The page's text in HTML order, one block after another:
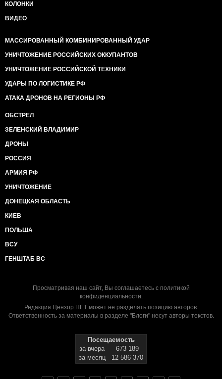
КОЛОНКИ
ВИДЕО
МАССИРОВАННЫЙ КОМБИНИРОВАННЫЙ УДАР
УНИЧТОЖЕНИЕ РОССИЙСКИХ ОККУПАНТОВ
УНИЧТОЖЕНИЕ РОССИЙСКОЙ ТЕХНИКИ
УДАРЫ ПО ЛОГИСТИКЕ РФ
АТАКА ДРОНОВ НА РЕГИОНЫ РФ
ОБСТРЕЛ
ЗЕЛЕНСКИЙ ВЛАДИМИР
ДРОНЫ
РОССИЯ
АРМИЯ РФ
УНИЧТОЖЕНИЕ
ДОНЕЦКАЯ ОБЛАСТЬ
КИЕВ
ПОЛЬША
ВСУ
ГЕНШТАБ ВС
Просматривая наш сайт, Вы соглашаетесь с политикой
конфиденциальности.
Редакция Цензор.НЕТ может не разделять позицию авторов.
Ответственность за материалы в разделе "Блоги" несут авторы текстов.
Посещаемость
за вчера
673 189
за месяц
12 586 370